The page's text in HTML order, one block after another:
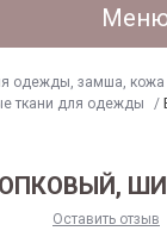
одежды, замша, кожа
ткани для одежды /
Оставить отзыв